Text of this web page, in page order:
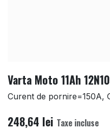
Varta Moto 11Ah
Curent de pornire=150A,
248,64 lei Taxe incluse